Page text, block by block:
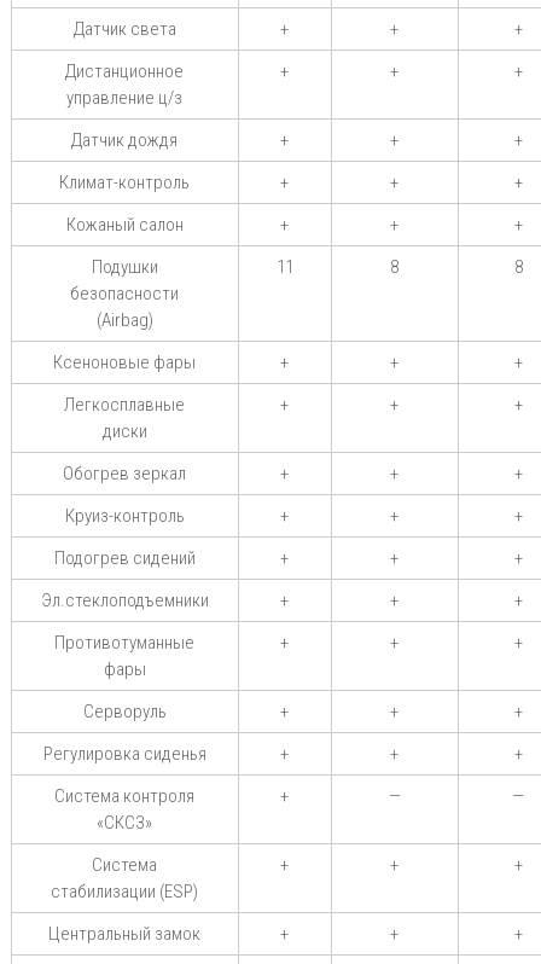
Датчик света
+ +
+
Дистанционное
управление ц/з
+ + +
Датчик дождя + +
+
Климат-контроль
+ +
+
Кожаный салон
+ +
+
Подушки
безопасности
(Airbag)
11 8 8
Ксеноновые фары + +
+
Легкосплавные
диски
+ + +
Обогрев зеркал + +
+
Круиз-контроль
+ +
+
Подогрев сидений
+ +
+
Эл.стеклоподъемники
+ +
+
Противотуманные
фары
+ + +
Серворуль + +
+
Регулировка сиденья
+ +
+
Система контроля
«СКСЗ»
+ — —
Система
стабилизации (ESP)
+ + +
Центральный замок + +
+